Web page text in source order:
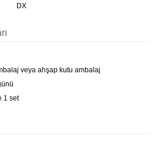
DX
veya ahşap kutu ambalaj
1 set